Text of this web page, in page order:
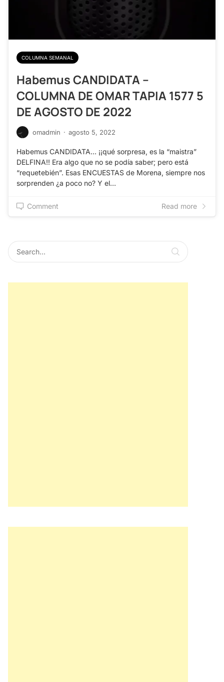
COLUMNA SEMANAL
Habemus CANDIDATA –
COLUMNA DE OMAR TAPIA 1577 5
DE AGOSTO DE 2022
omadmin · agosto 5, 2022
Habemus CANDIDATA… ¡¡qué sorpresa, es la “maistra”
DELFINA!! Era algo que no se podía saber; pero está
“requetebién”. Esas ENCUESTAS de Morena, siempre nos
sorprenden ¿a poco no? Y el…
Comment Read more